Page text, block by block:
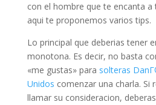
con el hombre que te encanta a
aqui te proponemos varios tips.
Lo principal que deberias tener
monotona. Es decir, no basta
«me gustas» para solteras
Unidos comenzar una charla. Si
llamar su consideracion,